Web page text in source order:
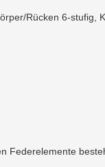
Rücken 6-stufig,
Federelemente